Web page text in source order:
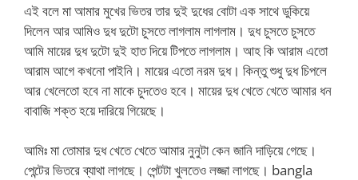
এই বলে মা আমার মুখের ভিতর তার দুই দুধের বোটা এক সাথে ডুকিয়ে
দিলেন আর আমিও দুধ দুটো চুসতে লাগলাম লাগলাম। দুধ চুসতে চুসতে
আমি মায়ের দুধ দুটো দুই হাত দিয়ে টিপতে লাগলাম। আহ কি আরাম এতো
আরাম আগে কখনো পাইনি। মায়ের এতো নরম দুধ। কিন্তু শুধু দুধ চিপলে
আর খেলেতো হবে না মাকে চুদতেও হবে। মায়ের দুধ খেতে খেতে আমার ধন
বাবাজি শক্ত হয়ে দারিয়ে গিয়েছে।
আমিঃ মা তোমার দুধ খেতে খেতে আমার নুনুটা কেন জানি দাড়িয়ে গেছে।
পেন্টের ভিতরে ব্যাথা লাগছে। পেন্টটা খুলতেও লজ্জা লাগছে। bangla